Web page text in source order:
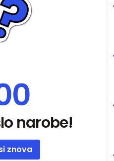
narobe!
znova